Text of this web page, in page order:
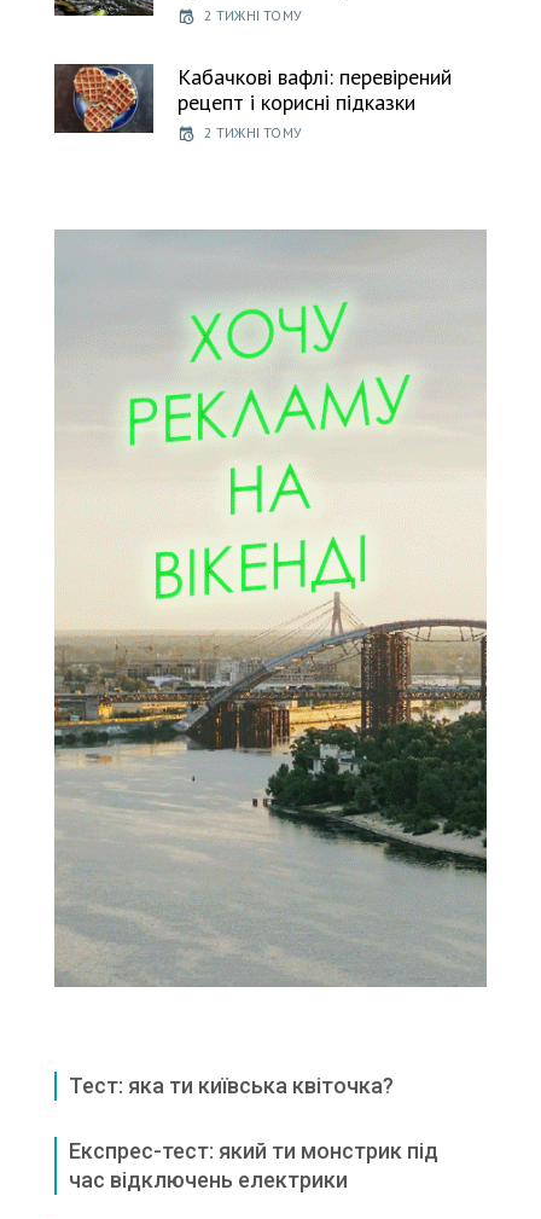
2 ТИЖНІ ТОМУ
Кабачкові вафлі: перевірений
рецепт і корисні підказки
2 ТИЖНІ ТОМУ
Тест: яка ти київська квіточка?
Експрес-тест: який ти монстрик під
час відключень електрики